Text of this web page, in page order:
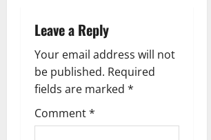
i
g
a
t
Leave a Reply
Your email address will not
be published. Required
fields are marked *
Comment*